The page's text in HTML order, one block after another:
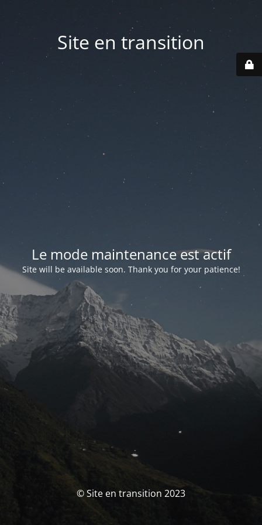
Site en transition
Le mode maintenance est actif
Site will be available soon. Thank you for your patience!
© Site en transition 2023